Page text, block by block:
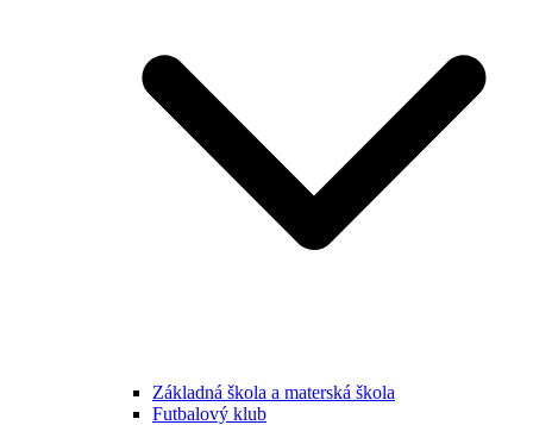
Základná škola a materská škola
Futbalový klub